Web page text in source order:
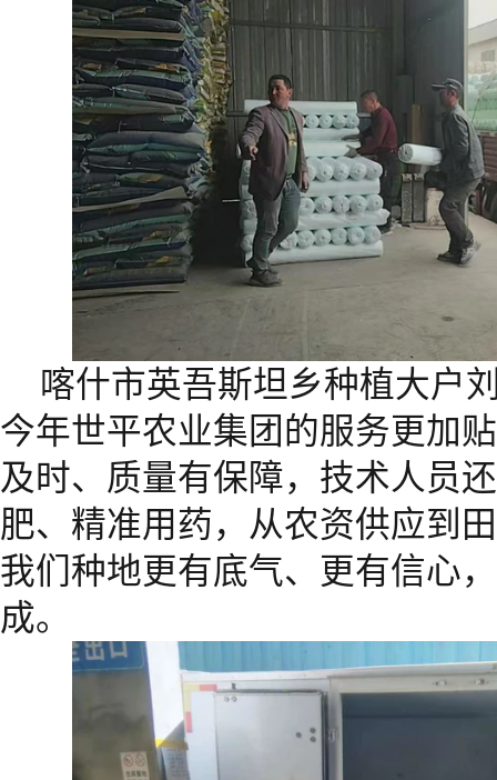
喀什市英吾斯坦乡种植大户
今年世平农业集团的服务更加
及时、质量有保障，技术人员
肥、精准用药，从农资供应到
我们种地更有底气、更有信心
成。